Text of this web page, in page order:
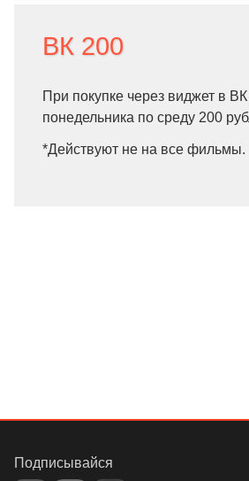
ВК 200
При покупке через виджет в
понедельника по среду 200
*Действуют не на все фильмы.
Подписывайся